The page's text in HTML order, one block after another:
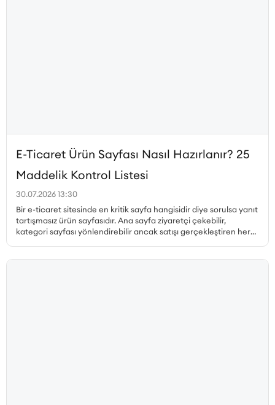
E-Ticaret Ürün Sayfası Nasıl Hazırlanır? 25
Maddelik Kontrol Listesi
30.07.2026 13:30
Bir e-ticaret sitesinde en kritik sayfa hangisidir diye sorulsa yanıt
tartışmasız ürün sayfasıdır. Ana sayfa ziyaretçi çekebilir,
kategori sayfası yönlendirebilir ancak satışı gerçekleştiren her